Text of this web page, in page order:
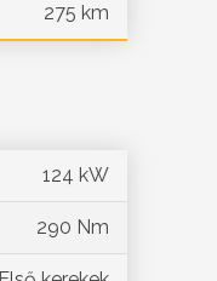
275 km
124 kW
290 Nm